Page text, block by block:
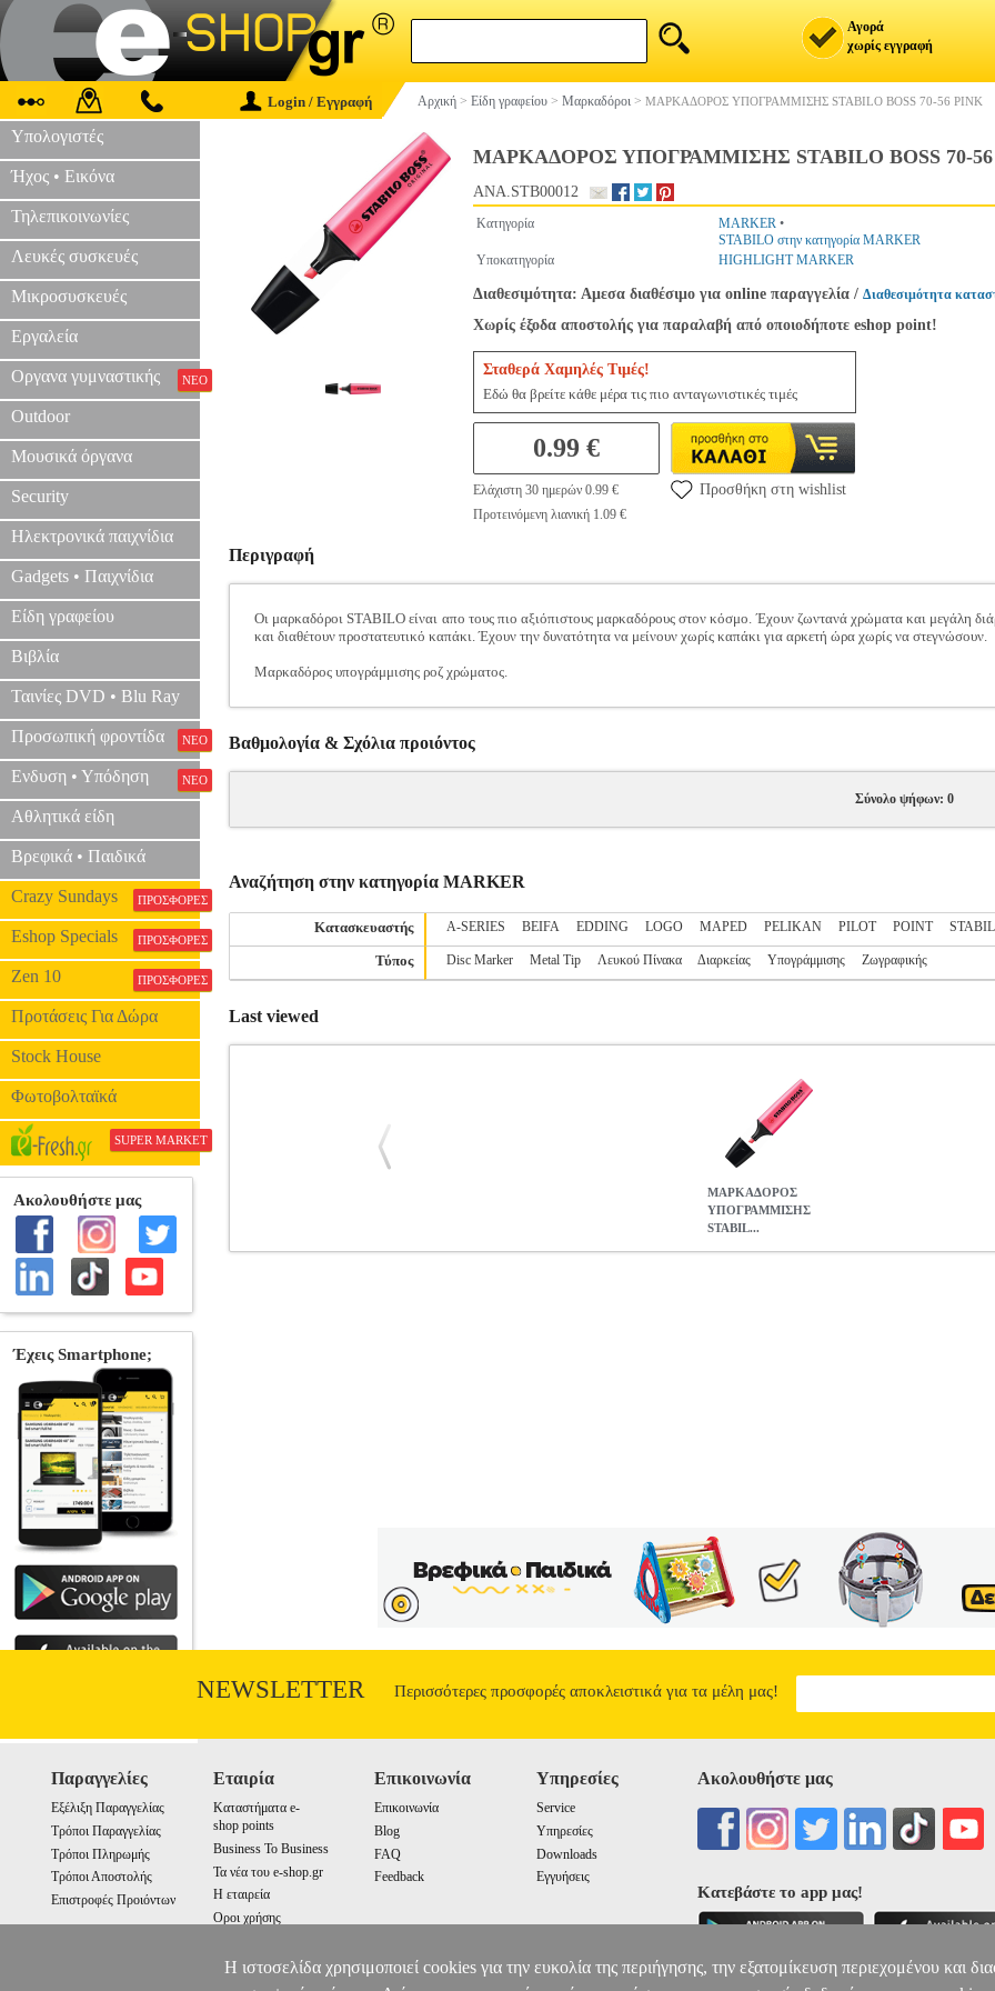
Αγορά
χωρίς εγγραφή
Login / Εγγραφή Αρχική > Είδη γραφείου > Μαρκαδόροι > ΜΑΡΚΑΔΟΡΟΣ ΥΠΟΓΡΑΜΜΙΣΗΣ STABILO BOSS 70-56 PINK
Υπολογιστές
Ήχος • Εικόνα
Τηλεπικοινωνίες
Λευκές συσκευές
Μικροσυσκευές
Εργαλεία
Οργανα γυμναστικής ΝΕΟ
Outdoor
Μουσικά όργανα
Security
Ηλεκτρονικά παιχνίδια
Gadgets • Παιχνίδια
Είδη γραφείου
Βιβλία
Ταινίες DVD • Blu Ray
Προσωπική φροντίδα ΝΕΟ
Ενδυση • Υπόδηση ΝΕΟ
Αθλητικά είδη
Βρεφικά • Παιδικά
Crazy Sundays ΠΡΟΣΦΟΡΕΣ
Eshop Specials ΠΡΟΣΦΟΡΕΣ
Zen 10 ΠΡΟΣΦΟΡΕΣ
Προτάσεις Για Δώρα
Stock House
Φωτοβολταϊκά
SUPER MARKET
ΜΑΡΚΑΔΟΡΟΣ ΥΠΟΓΡΑΜΜΙΣΗΣ STABILO BOSS 70-56
ANA.STB00012
Κατηγορία MARKER •
STABILO στην κατηγορία MARKER
Υποκατηγορία
HIGHLIGHT MARKER
Διαθεσιμότητα: Αμεσα διαθέσιμο για online παραγγελία / Διαθεσιμότητα
Χωρίς έξοδα αποστολής για παραλαβή από οποιοδήποτε eshop point!
Σταθερά Χαμηλές Τιμές!
Εδώ θα βρείτε κάθε μέρα τις πιο ανταγωνιστικές τιμές
0.99 €
Ελάχιστη 30 ημερών 0.99 €
Προτεινόμενη λιανική 1.09 €
Προσθήκη στη wishlist
Περιγραφή
Οι μαρκαδόροι STABILO είναι απο τους πιο αξιόπιστους μαρκαδόρους στον κόσμο. Έχουν ζωντανά χρώματα και μεγάλη
και διαθέτουν προστατευτικό καπάκι. Έχουν την δυνατότητα να μείνουν χωρίς καπάκι για αρκετή ώρα χωρίς να στεγνώσουν.
Μαρκαδόρος υπογράμμισης ροζ χρώματος.
Βαθμολογία & Σχόλια προιόντος
Σύνολο ψήφων: 0
Αναζήτηση στην κατηγορία MARKER
Κατασκευαστής A-SERIES BEIFA EDDING LOGO MAPED PELIKAN PILOT POINT
Τύπος Disc Marker Metal Tip Λευκού Πίνακα Διαρκείας Υπογράμμισης Ζωγραφικής
Last viewed
ΜΑΡΚΑΔΟΡΟΣ
ΥΠΟΓΡΑΜΜΙΣΗΣ
STABIL...
NEWSLETTER Περισσότερες προσφορές αποκλειστικά για τα μέλη μας!
Παραγγελίες
Εξέλιξη Παραγγελίας
Τρόποι Παραγγελίας
Τρόποι Πληρωμής
Τρόποι Αποστολής
Επιστροφές Προιόντων
Εταιρία
Καταστήματα e-
shop points
Business To Business
Τα νέα του e-shop.gr
Η εταιρεία
Οροι χρήσης
Επικοινωνία
Επικοινωνία
Blog
FAQ
Feedback
Υπηρεσίες
Service
Υπηρεσίες
Downloads
Εγγυήσεις
Ακολουθήστε μας
Κατεβάστε το app μας!
Η ιστοσελίδα χρησιμοποιεί cookies για την ευκολία της περιήγησης, την εξατομίκευση περιεχομένου και